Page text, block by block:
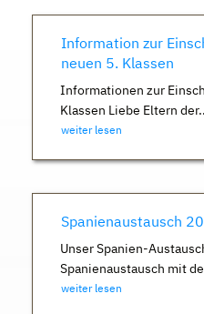
Information zur
neuen 5. Klassen
Informationen zur
Klassen Liebe Eltern
weiter lesen
Spanienaustausch
Unser Spanien-
Spanienaustausch mit
weiter lesen